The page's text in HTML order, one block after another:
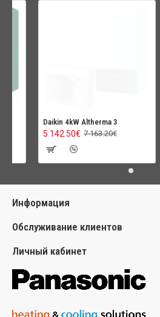
Daikin 4kW Altherma 3
5 142.50€ 7 163.20€
Информация
Обслуживание клиентов
Личный кабинет